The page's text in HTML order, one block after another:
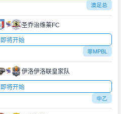
澳足总
圣乔治维莱FC
即将开始
菲MPBL
伊洛伊洛联皇家队
即将开始
中乙